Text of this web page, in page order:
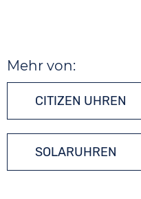
Mehr von:
CITIZEN UHREN
SOLARUHREN